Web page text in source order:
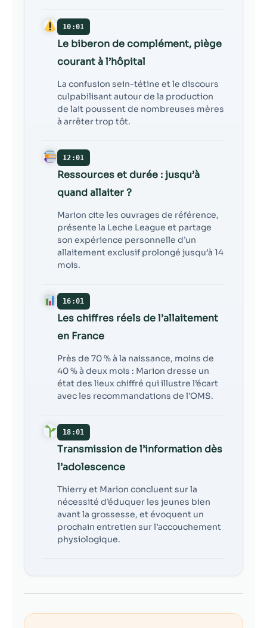
10:01
Le biberon de complément, piège
courant à l’hôpital
La confusion sein-tétine et le discours
culpabilisant autour de la production
de lait poussent de nombreuses mères
à arrêter trop tôt.
12:01
Ressources et durée : jusqu’à
quand allaiter ?
Marion cite les ouvrages de référence,
présente la Leche League et partage
son expérience personnelle d’un
allaitement exclusif prolongé jusqu’à 14
mois.
16:01
Les chiffres réels de l’allaitement
en France
Près de 70 % à la naissance, moins de
40 % à deux mois : Marion dresse un
état des lieux chiffré qui illustre l’écart
avec les recommandations de l’OMS.
18:01
Transmission de l’information dès
l’adolescence
Thierry et Marion concluent sur la
nécessité d’éduquer les jeunes bien
avant la grossesse, et évoquent un
prochain entretien sur l’accouchement
physiologique.